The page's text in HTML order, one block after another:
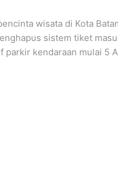
wisata di Kota
sistem tiket
parkir kendaraan mulai 5